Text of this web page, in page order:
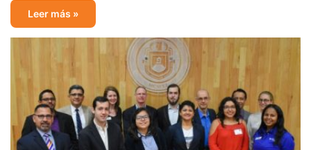
Leer más »